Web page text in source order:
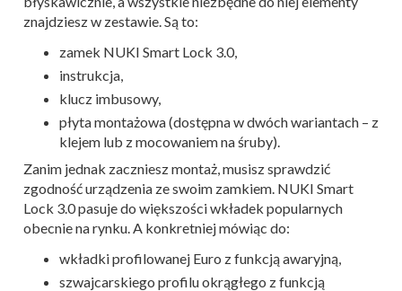
znajdziesz w zestawie. Są to:
zamek NUKI Smart Lock 3.0,
instrukcja,
klucz imbusowy,
płyta montażowa (dostępna w dwóch wariantach – z
klejem lub z mocowaniem na śruby).
Zanim jednak zaczniesz montaż, musisz sprawdzić
zgodność urządzenia ze swoim zamkiem. NUKI Smart
Lock 3.0 pasuje do większości wkładek popularnych
obecnie na rynku. A konkretniej mówiąc do:
wkładki profilowanej Euro z funkcją awaryjną,
szwajcarskiego profilu okrągłego z funkcją